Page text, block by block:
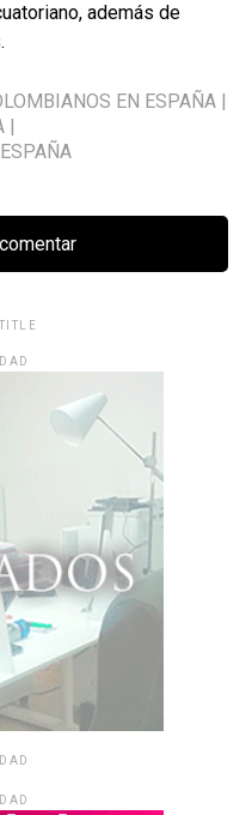
además de
EN ESPAÑA